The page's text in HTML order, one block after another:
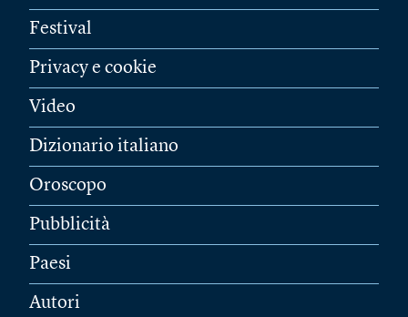
Festival
Privacy e cookie
Video
Dizionario italiano
Oroscopo
Pubblicità
Paesi
Autori